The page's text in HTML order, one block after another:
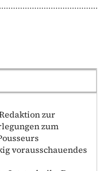
zur
zum
vorausschauendes